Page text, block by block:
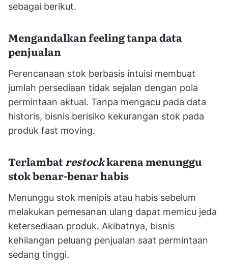
sebagai berikut.
Mengandalkan feeling tanpa data
penjualan
Perencanaan stok berbasis intuisi membuat
jumlah persediaan tidak sejalan dengan pola
permintaan aktual. Tanpa mengacu pada data
historis, bisnis berisiko kekurangan stok pada
produk fast moving.
Terlambatrestockkarena menunggu
stok benar-benar habis
Menunggu stok menipis atau habis sebelum
melakukan pemesanan ulang dapat memicu jeda
ketersediaan produk. Akibatnya, bisnis
kehilangan peluang penjualan saat permintaan
sedang tinggi.